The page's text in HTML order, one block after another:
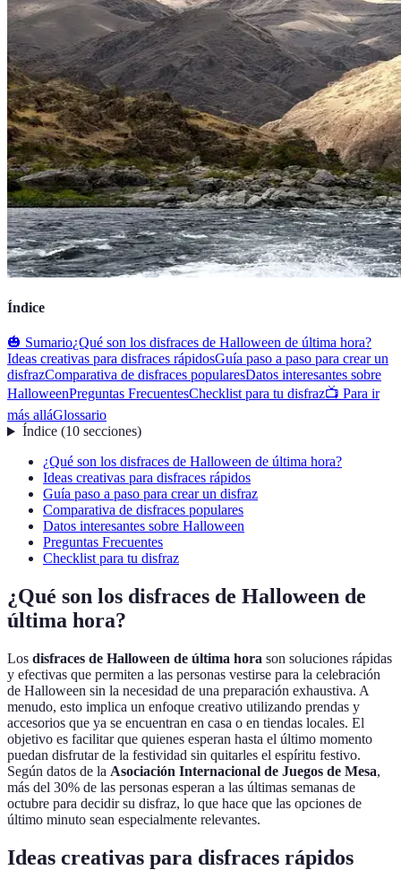
Índice
🎃 Sumario¿Qué son los disfraces de Halloween de última hora?
Ideas creativas para disfraces rápidosGuía paso a paso para crear un
disfrazComparativa de disfraces popularesDatos interesantes sobre
HalloweenPreguntas FrecuentesChecklist para tu disfraz📺 Para ir
más alláGlossario
Índice(10 secciones)
¿Qué son los disfraces de Halloween de última hora?
Ideas creativas para disfraces rápidos
Guía paso a paso para crear un disfraz
Comparativa de disfraces populares
Datos interesantes sobre Halloween
Preguntas Frecuentes
Checklist para tu disfraz
¿Qué son los disfraces de Halloween de
última hora?
Los disfraces de Halloween de última hora son soluciones rápidas
y efectivas que permiten a las personas vestirse para la celebración
de Halloween sin la necesidad de una preparación exhaustiva. A
menudo, esto implica un enfoque creativo utilizando prendas y
accesorios que ya se encuentran en casa o en tiendas locales. El
objetivo es facilitar que quienes esperan hasta el último momento
puedan disfrutar de la festividad sin quitarles el espíritu festivo.
Según datos de la Asociación Internacional de Juegos de Mesa,
más del 30% de las personas esperan a las últimas semanas de
octubre para decidir su disfraz, lo que hace que las opciones de
último minuto sean especialmente relevantes.
Ideas creativas para disfraces rápidos